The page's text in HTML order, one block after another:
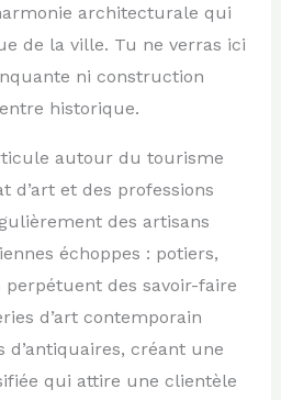
architecturale qui
de la ville. Tu ne verras ici
ni construction
historique.
autour du tourisme
d’art et des professions
des artisans
échoppes : potiers,
des savoir-faire
d’art contemporain
créant une
qui attire une clientèle